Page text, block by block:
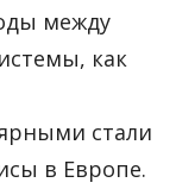
между
как
стали
в Европе.